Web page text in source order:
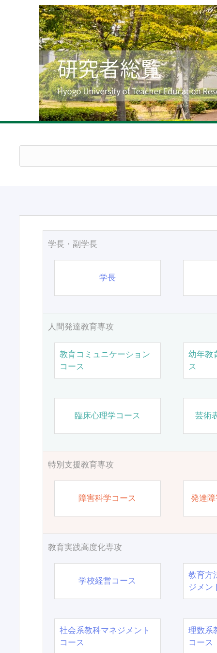
学長・副学長
学長
人間発達教育専攻
教育コミュニケーション
コース
幼年教
ス
臨床心理学コース 芸術
特別支援教育専攻
障害科学コース 発達
教育実践高度化専攻
学校経営コース
教育方
ジメン
社会系教科マネジメント
コース
理数系
コース